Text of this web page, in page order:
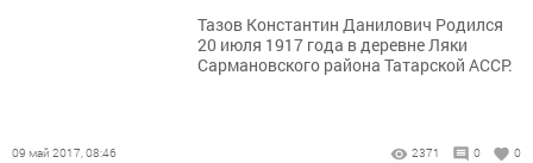
Тазов Константин Данилович Родился
20 июля 1917 года в деревне Ляки
Сармановского района Татарской АССР.
09 май 2017, 08:46 2371 0 0